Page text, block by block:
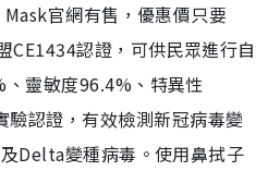
官網有售，優惠價只要
CE1434認證，可供民眾進行自
靈敏度96.4%、特異性
認證，有效檢測新冠病毒變
Delta變種病毒。使用鼻拭子